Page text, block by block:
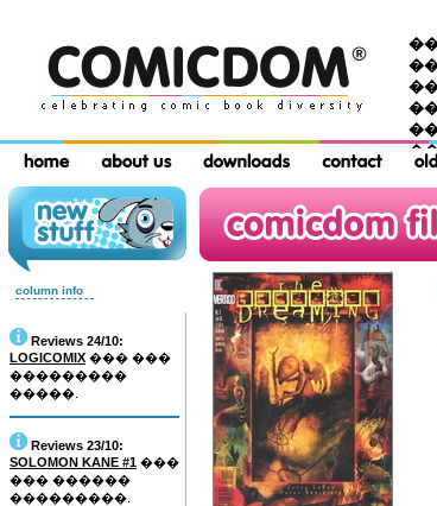
column info
Reviews 24/10:
LOGICOMIX ��� ���
���������
�����.
Reviews 23/10:
SOLOMON KANE #1 ���
��� ������
���������.